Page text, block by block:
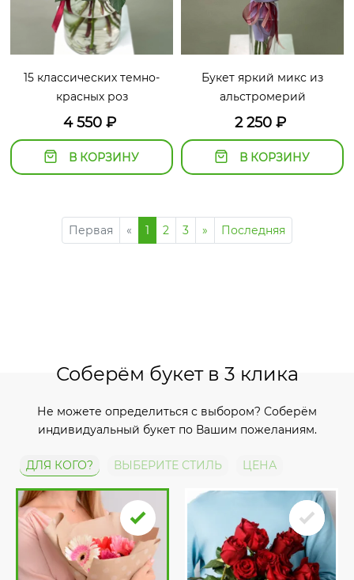
15 классических темно-
красных роз
4 550 ₽
В КОРЗИНУ
Букет яркий микс из
альстромерий
2 250 ₽
В КОРЗИНУ
Первая « 1 2 3 » Последняя
Соберём букет в 3 клика
Не можете определиться с выбором? Соберём
индивидуальный букет по Вашим пожеланиям.
ДЛЯ КОГО? ВЫБЕРИТЕ СТИЛЬ ЦЕНА